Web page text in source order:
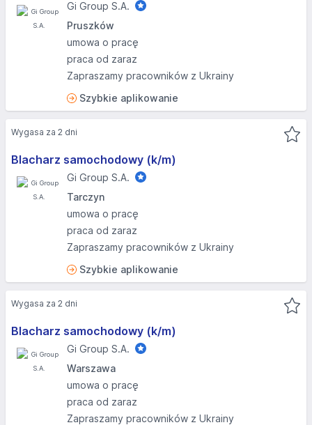
Gi Group S.A.
Pruszków
umowa o pracę
praca od zaraz
Zapraszamy pracowników z Ukrainy
Szybkie aplikowanie
Blacharz samochodowy (k/m)
Gi Group S.A.
Tarczyn
umowa o pracę
praca od zaraz
Zapraszamy pracowników z Ukrainy
Szybkie aplikowanie
Wygasa za 2 dni
Blacharz samochodowy (k/m)
Gi Group S.A.
Warszawa
umowa o pracę
praca od zaraz
Zapraszamy pracowników z Ukrainy
Wygasa za 2 dni